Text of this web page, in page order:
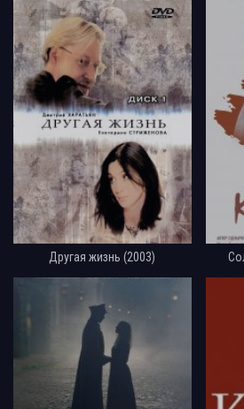
Другая жизнь (2003)